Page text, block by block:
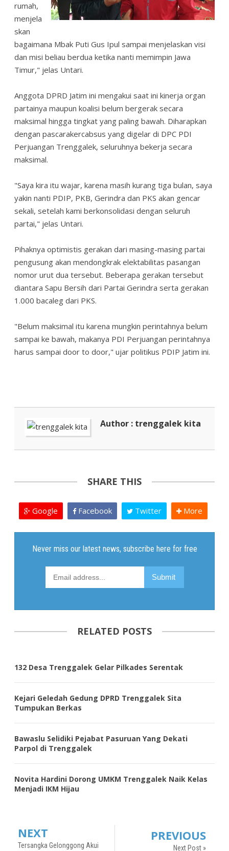
rumah,
menjela
skan
bagaimana Mbak Puti Gus Ipul sampai menjelaskan visi
dan misi beliau berdua ketika nanti memimpin Jawa
Timur," jelas Untari.
Anggota DPRD Jatim ini mengakui saat ini kinerja organ
partainya maupun koalisi belum bergerak secara
maksimal hingga tingkat yang paling bawah. Diharapkan
dengan pascarakercabsus yang digelar di DPC PDI
Perjuangan Trenggalek, seluruhnya bekerja secara
maksimal.
"Saya kira itu wajar, karena masih kurang tiga bulan, saya
yakin nanti PDIP, PKB, Gerindra dan PKS akan gencar
sekali, setelah kami berkonsolidasi dengan seluruh
partai," jelas Untari.
Pihaknya optimistis gerakan dari masing-masing partai
pengusung akan mendongkrak elektabilitas pasangan
nomor urut dua tersebut. Beberapa gerakan tersebut
diantara Sapu Bersih dari Partai Gerindra serta gerakan
1.000 bacaleg dari PKS.
"Belum maksimal itu karena mungkin perintahnya belum
sampai ke bawah, makanya PDI Perjuangan perintahnya
harus sampai door to door," ujar politikus PDIP Jatim ini.
Author : trenggalek kita
SHARE THIS
Google Facebook Twitter More
RELATED POSTS
132 Desa Trenggalek Gelar Pilkades Serentak
Kejari Geledah Gedung DPRD Trenggalek Sita
Tumpukan Berkas
Bawaslu Selidiki Pejabat Pasuruan Yang Dekati
Parpol di Trenggalek
Novita Hardini Dorong UMKM Trenggalek Naik Kelas
Menjadi IKM Hijau
NEXT
Tersangka Gelonggong Akui
PREVIOUS
Next Post »